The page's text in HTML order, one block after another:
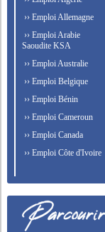
›› Emploi Allemagne
›› Emploi Arabie
Saoudite KSA
›› Emploi Australie
›› Emploi Belgique
›› Emploi Bénin
›› Emploi Cameroun
›› Emploi Canada
›› Emploi Côte d'Ivoire